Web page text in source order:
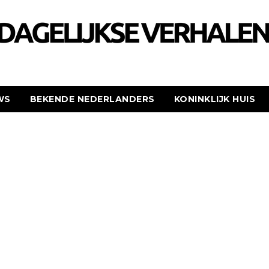
BEKENDE NEDERLANDERS KONINKLIJK HUIS